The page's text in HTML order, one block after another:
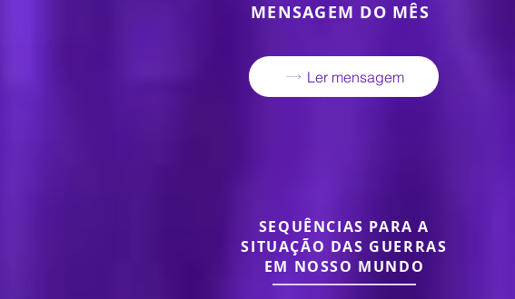
SEQUÊNCIAS PARA A
SITUAÇÃO DAS GUERRAS
EM NOSSO MUNDO
MENSAGEM DO MÊS
Ler mensagem